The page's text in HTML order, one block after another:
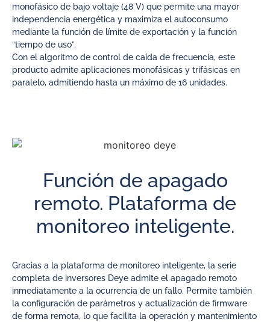
monofásico de bajo voltaje (48 V) que permite una mayor
independencia energética y maximiza el autoconsumo
mediante la función de límite de exportación y la función
“tiempo de uso”.
Con el algoritmo de control de caída de frecuencia, este
producto admite aplicaciones monofásicas y trifásicas en
paralelo, admitiendo hasta un máximo de 16 unidades.
Función de apagado
remoto. Plataforma de
monitoreo inteligente.
Gracias a la plataforma de monitoreo inteligente, la serie
completa de inversores Deye admite el apagado remoto
inmediatamente a la ocurrencia de un fallo. Permite también
la configuración de parámetros y actualización de firmware
de forma remota, lo que facilita la operación y mantenimiento